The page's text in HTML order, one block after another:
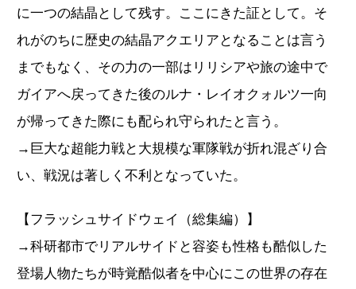
に一つの結晶として残す。ここにきた証として。そ
れがのちに歴史の結晶アクエリアとなることは言う
までもなく、その力の一部はリリシアや旅の途中で
ガイアへ戻ってきた後のルナ・レイオクォルツ一向
が帰ってきた際にも配られ守られたと言う。
→巨大な超能力戦と大規模な軍隊戦が折れ混ざり合
い、戦況は著しく不利となっていた。
【フラッシュサイドウェイ（総集編）】
→科研都市でリアルサイドと容姿も性格も酷似した
登場人物たちが時覚酷似者を中心にこの世界の存在